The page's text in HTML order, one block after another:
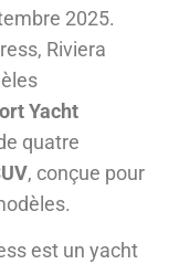
2025.
Riviera
Yacht
quatre
, conçue pour
est un yacht